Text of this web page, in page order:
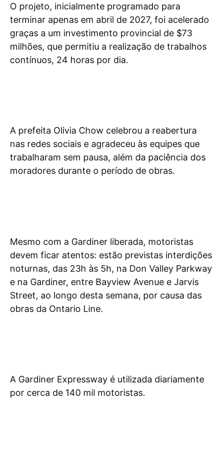
O projeto, inicialmente programado para
terminar apenas em abril de 2027, foi acelerado
graças a um investimento provincial de $73
milhões, que permitiu a realização de trabalhos
contínuos, 24 horas por dia.
A prefeita Olivia Chow celebrou a reabertura
nas redes sociais e agradeceu às equipes que
trabalharam sem pausa, além da paciência dos
moradores durante o período de obras.
Mesmo com a Gardiner liberada, motoristas
devem ficar atentos: estão previstas interdições
noturnas, das 23h às 5h, na Don Valley Parkway
e na Gardiner, entre Bayview Avenue e Jarvis
Street, ao longo desta semana, por causa das
obras da Ontario Line.
A Gardiner Expressway é utilizada diariamente
por cerca de 140 mil motoristas.